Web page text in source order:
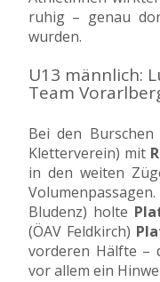
ruhig – genau
wurden.
U13 männlich:
Team
Bei den
Kletterverein) mit
in den weiten
Volumenpassagen.
Bludenz) holte
(ÖAV Feldkirch)
vorderen Hälfte –
vor allem ein